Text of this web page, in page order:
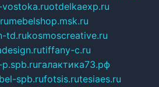
otdelkaexp.ru
mebelshop.msk.ru
td.rukosmoscreative.ru
tiffany-c.ru
галактика73.рф
spb.rufotsis.rutesiaes.ru